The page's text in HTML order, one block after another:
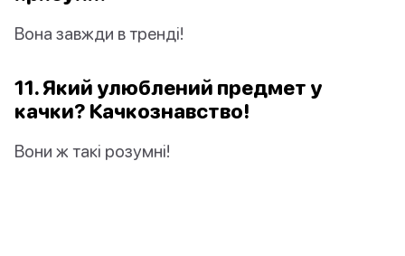
Вона завжди в тренді!
11. Який улюблений предмет у
качки? Качкознавство!
Вони ж такі розумні!